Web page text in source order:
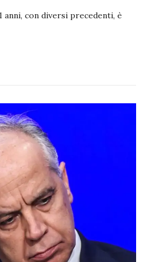
anni, con diversi precedenti, è